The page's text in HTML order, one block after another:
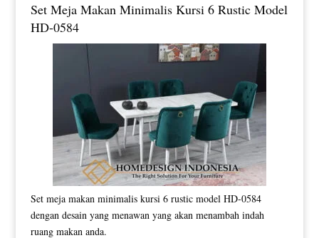
Set Meja Makan Minimalis Kursi 6 Rustic Model
HD-0584
Set meja makan minimalis kursi 6 rustic model HD-0584
dengan desain yang menawan yang akan menambah indah
ruang makan anda.